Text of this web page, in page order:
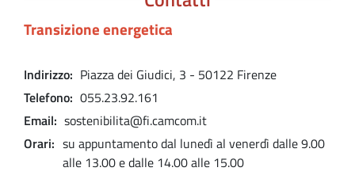
Transizione energetica
Indirizzo Piazza dei Giudici, 3 - 50122 Firenze
Telefono 055.23.92.161
Email sostenibilita@fi.camcom.it
Orari
su appuntamento dal lunedì al venerdì dalle 9.00
alle 13.00 e dalle 14.00 alle 15.00